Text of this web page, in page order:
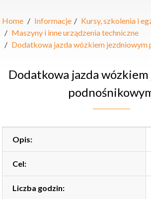
Home Informacje
Kursy, szkolenia i
Maszyny i inne urządzenia techniczne
Dodatkowa jazda wózkiem jezdniowym
Dodatkowa jazda
Opis:
Cel:
Liczba godzin: